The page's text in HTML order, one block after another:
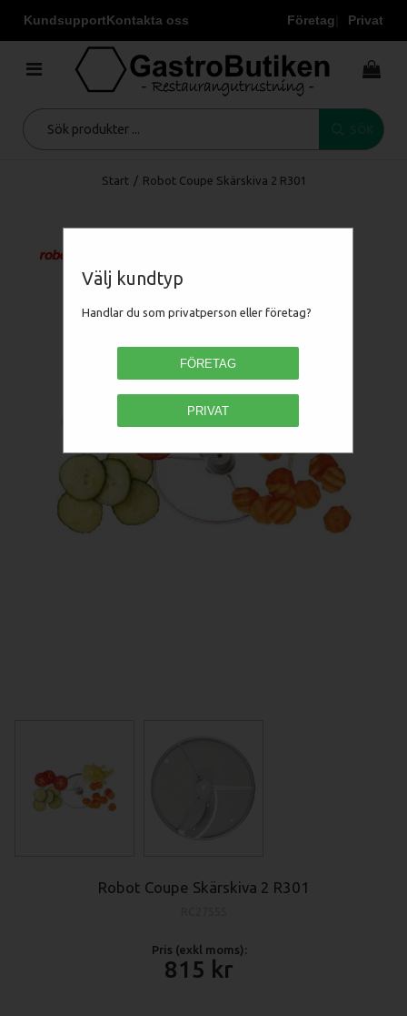
KundsupportKontakta oss Företag Privat
Välj kundtyp
Handlar du som privatperson eller företag?
FÖRETAG
PRIVAT
Start / Robot Coupe Skärskiva 2 R301
Robot Coupe Skärskiva 2 R301
Pris (exkl moms):
815